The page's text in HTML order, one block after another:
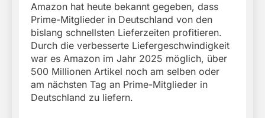
Amazon hat heute bekannt gegeben, dass
Prime-Mitglieder in Deutschland von den
bislang schnellsten Lieferzeiten profitieren.
Durch die verbesserte Liefergeschwindigkeit
war es Amazon im Jahr 2025 möglich, über
500 Millionen Artikel noch am selben oder
am nächsten Tag an Prime-Mitglieder in
Deutschland zu liefern.